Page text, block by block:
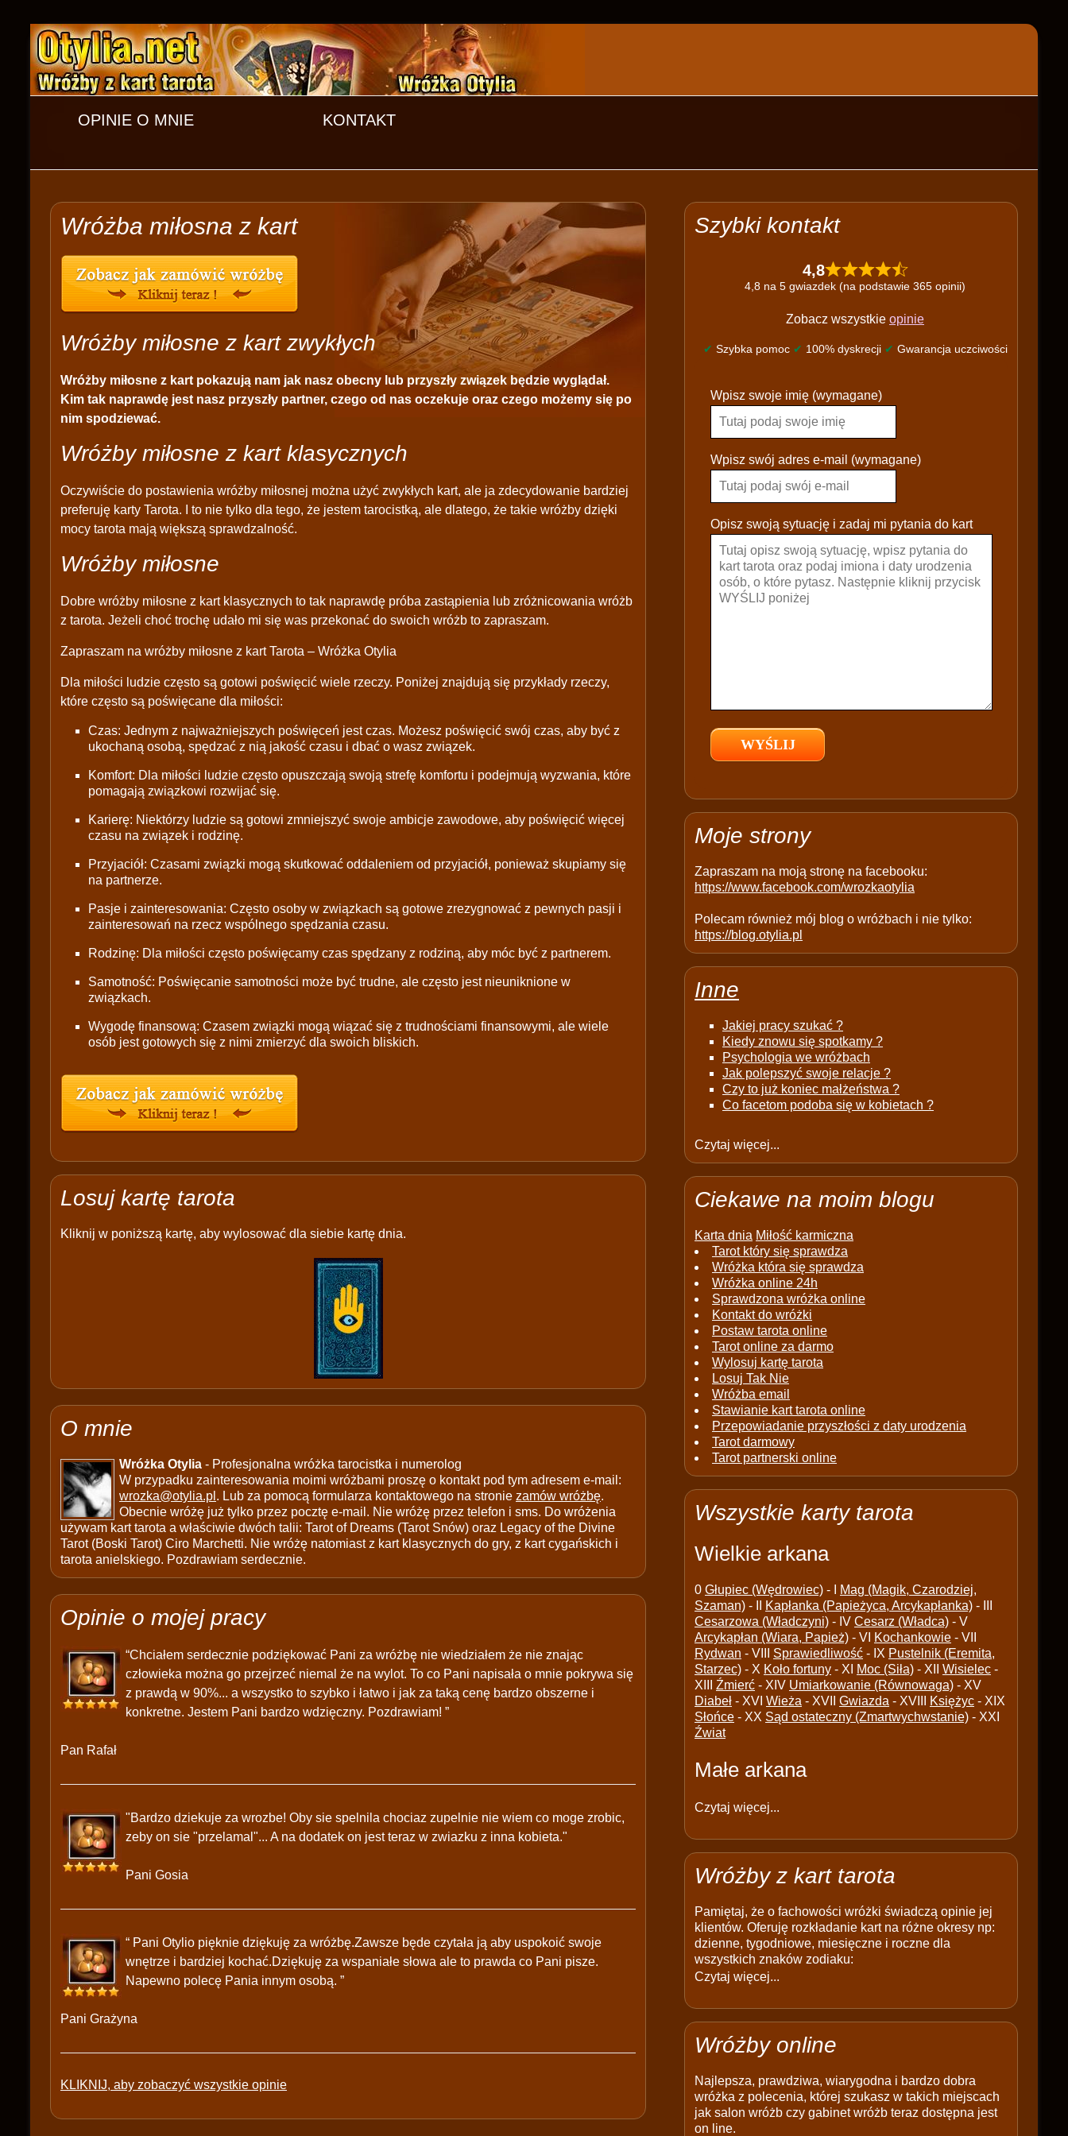
OPINIE O MNIE KONTAKT
Wróżba miłosna z kart
Wróżby miłosne z kart zwykłych
Wróżby miłosne z kart pokazują nam jak nasz obecny lub przyszły związek będzie wyglądał.
Kim tak naprawdę jest nasz przyszły partner, czego od nas oczekuje oraz czego możemy się po
nim spodziewać.
Wróżby miłosne z kart klasycznych
Oczywiście do postawienia wróżby miłosnej można użyć zwykłych kart, ale ja zdecydowanie bardziej
preferuję karty Tarota. I to nie tylko dla tego, że jestem tarocistką, ale dlatego, że takie wróżby dzięki
mocy tarota mają większą sprawdzalność.
Wróżby miłosne
Dobre wróżby miłosne z kart klasycznych to tak naprawdę próba zastąpienia lub zróżnicowania wróżb
z tarota. Jeżeli choć trochę udało mi się was przekonać do swoich wróżb to zapraszam.
Zapraszam na wróżby miłosne z kart Tarota – Wróżka Otylia
Dla miłości ludzie często są gotowi poświęcić wiele rzeczy. Poniżej znajdują się przykłady rzeczy,
które często są poświęcane dla miłości:
Czas: Jednym z najważniejszych poświęceń jest czas. Możesz poświęcić swój czas, aby być z
ukochaną osobą, spędzać z nią jakość czasu i dbać o wasz związek.
Komfort: Dla miłości ludzie często opuszczają swoją strefę komfortu i podejmują wyzwania, które
pomagają związkowi rozwijać się.
Karierę: Niektórzy ludzie są gotowi zmniejszyć swoje ambicje zawodowe, aby poświęcić więcej
czasu na związek i rodzinę.
Przyjaciół: Czasami związki mogą skutkować oddaleniem od przyjaciół, ponieważ skupiamy się
na partnerze.
Pasje i zainteresowania: Często osoby w związkach są gotowe zrezygnować z pewnych pasji i
zainteresowań na rzecz wspólnego spędzania czasu.
Rodzinę: Dla miłości często poświęcamy czas spędzany z rodziną, aby móc być z partnerem.
Samotność: Poświęcanie samotności może być trudne, ale często jest nieuniknione w
związkach.
Wygodę finansową: Czasem związki mogą wiązać się z trudnościami finansowymi, ale wiele
osób jest gotowych się z nimi zmierzyć dla swoich bliskich.
Losuj kartę tarota
Kliknij w poniższą kartę, aby wylosować dla siebie kartę dnia.
O mnie
Wróżka Otylia - Profesjonalna wróżka tarocistka i numerolog
W przypadku zainteresowania moimi wróżbami proszę o kontakt pod tym adresem e-mail:
wrozka@otylia.pl . Lub za pomocą formularza kontaktowego na stronie zamów wróżbę.
Obecnie wróżę już tylko przez pocztę e-mail. Nie wróżę przez telefon i sms. Do wróżenia
używam kart tarota a właściwie dwóch talii: Tarot of Dreams (Tarot Snów) oraz Legacy of the Divine
Tarot (Boski Tarot) Ciro Marchetti. Nie wróżę natomiast z kart klasycznych do gry, z kart cygańskich i
tarota anielskiego. Pozdrawiam serdecznie.
Opinie o mojej pracy
“Chciałem serdecznie podziękować Pani za wróżbę nie wiedziałem że nie znając
człowieka można go przejrzeć niemal że na wylot. To co Pani napisała o mnie pokrywa się
z prawdą w 90%... a wszystko to szybko i łatwo i jak za taką cenę bardzo obszerne i
konkretne. Jestem Pani bardzo wdzięczny. Pozdrawiam! ”
Pan Rafał
"Bardzo dziekuje za wrozbe! Oby sie spelnila chociaz zupelnie nie wiem co moge zrobic,
zeby on sie "przelamal"... A na dodatek on jest teraz w zwiazku z inna kobieta."
Pani Gosia
“ Pani Otylio pięknie dziękuję za wróżbę.Zawsze będe czytała ją aby uspokoić swoje
wnętrze i bardziej kochać.Dziękuję za wspaniałe słowa ale to prawda co Pani pisze.
Napewno polecę Pania innym osobą. ”
Pani Grażyna
KLIKNIJ, aby zobaczyć wszystkie opinie
Szybki kontakt
4,8
4,8 na 5 gwiazdek (na podstawie 365 opinii)
Zobacz wszystkie opinie
✔ Szybka pomoc ✔ 100% dyskrecji ✔ Gwarancja uczciwości
l
a
s
e
a
e
e
p
y
Wpisz swoje imię (wymagane)
Wpisz swój adres e-mail (wymagane)
Opisz swoją sytuację i zadaj mi pytania do kart
Moje strony
Zapraszam na moją stronę na facebooku:
https://www.facebook.com/wrozkaotylia
Polecam również mój blog o wróżbach i nie tylko:
https://blog.otylia.pl
Inne
Jakiej pracy szukać ?
Kiedy znowu się spotkamy ?
Psychologia we wróżbach
Jak polepszyć swoje relacje ?
Czy to już koniec małżeństwa ?
Co facetom podoba się w kobietach ?
Czytaj więcej...
Ciekawe na moim blogu
Karta dnia Miłość karmiczna
Tarot który się sprawdza
Wróżka która się sprawdza
Wróżka online 24h
Sprawdzona wróżka online
Kontakt do wróżki
Postaw tarota online
Tarot online za darmo
Wylosuj kartę tarota
Losuj Tak Nie
Wróżba email
Stawianie kart tarota online
Przepowiadanie przyszłości z daty urodzenia
Tarot darmowy
Tarot partnerski online
Wszystkie karty tarota
Wielkie arkana
0 Głupiec (Wędrowiec) - I
Mag (Magik, Czarodziej,
Szaman) - II Kapłanka (Papieżyca, Arcykapłanka) - III
Cesarzowa (Władczyni) - IV Cesarz (Władca) - V
Arcykapłan (Wiara, Papież) - VI Kochankowie - VII
Rydwan - VIII Sprawiedliwość - IX Pustelnik (Eremita,
Starzec) - X Koło fortuny - XI Moc (Siła) - XII Wisielec -
XIII Źmierć - XIV Umiarkowanie (Równowaga) - XV
Diabeł - XVI Wieża - XVII Gwiazda - XVIII Księżyc - XIX
Słońce - XX Sąd ostateczny (Zmartwychwstanie) - XXI
Źwiat
Małe arkana
Czytaj więcej...
Wróżby z kart tarota
Pamiętaj, że o fachowości wróżki świadczą opinie jej
klientów. Oferuję rozkładanie kart na różne okresy np:
dzienne, tygodniowe, miesięczne i roczne dla
wszystkich znaków zodiaku:
Czytaj więcej...
Wróżby online
Najlepsza, prawdziwa, wiarygodna i bardzo dobra
wróżka z polecenia, której szukasz w takich miejscach
jak salon wróżb czy gabinet wróżb teraz dostępna jest
on line.